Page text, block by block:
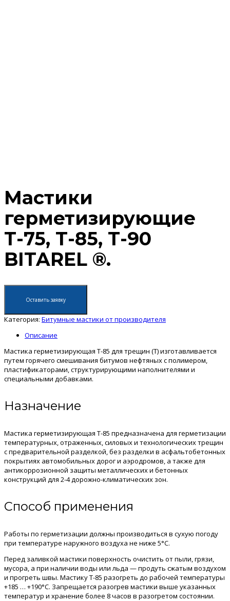
Мастики
герметизирующие
Т-75, Т-85, Т-90
BITAREL ®.
Оставить заявку
Категория: Битумные мастики от производителя
Описание
Мастика герметизирующая Т-85 для трещин (Т) изготавливается
путем горячего смешивания битумов нефтяных с полимером,
пластификаторами, структурирующими наполнителями и
специальными добавками.
Назначение
Мастика герметизирующая Т-85 предназначена для герметизации
температурных, отраженных, силовых и технологических трещин
с предварительной разделкой, без разделки в асфальтобетонных
покрытиях автомобильных дорог и аэродромов, а также для
антикоррозионной защиты металлических и бетонных
конструкций для 2-4 дорожно-климатических зон.
Способ применения
Работы по герметизации должны производиться в сухую погоду
при температуре наружного воздуха не ниже 5°С.
Перед заливкой мастики поверхность очистить от пыли, грязи,
мусора, а при наличии воды или льда — продуть сжатым воздухом
и прогреть швы. Мастику Т-85 разогреть до рабочей температуры
+185 … +190°С. Запрещается разогрев мастики выше указанных
температур и хранение более 8 часов в разогретом состоянии.